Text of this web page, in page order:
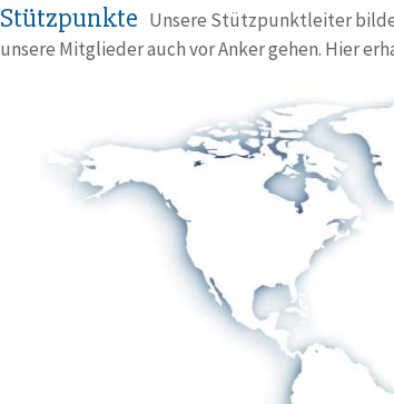
Stützpunkte Unsere Stützpunktleiter
unsere Mitglieder auch vor Anker gehen. Hier